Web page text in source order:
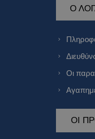
Ο
Οι
ΟΙ